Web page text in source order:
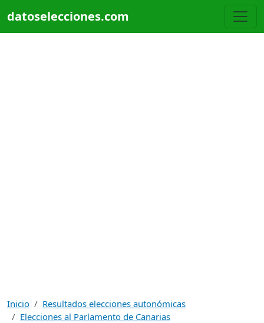
datoselecciones.com
Inicio
Resultados elecciones autonómicas
Elecciones al Parlamento de Canarias